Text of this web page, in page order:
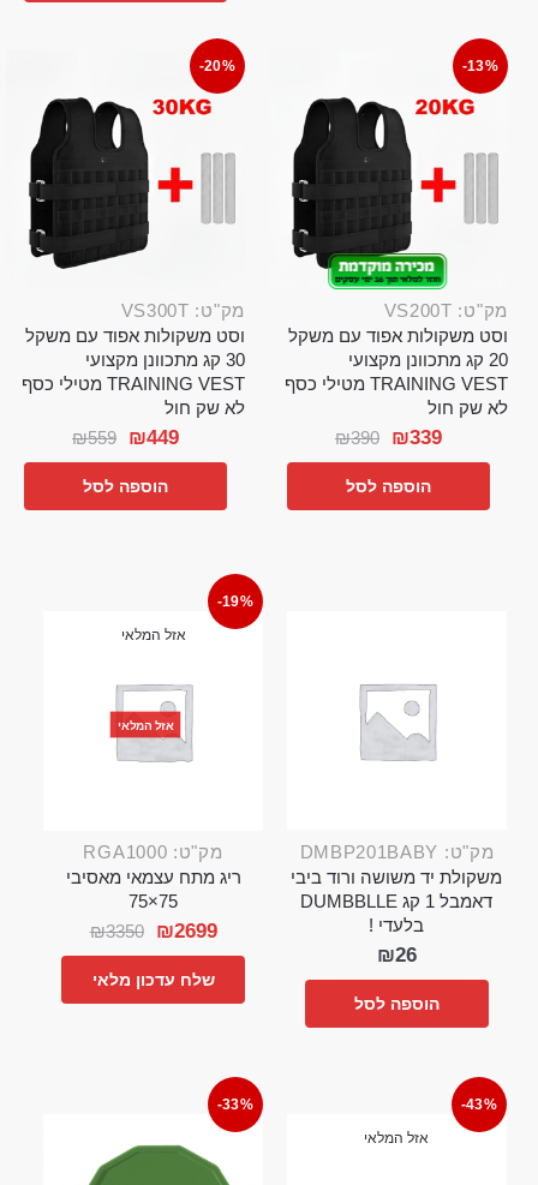
-13%
מק"ט: VS200T
וסט משקולות אפוד עם משקל
20 קג מתכוונן מקצועי
TRAINING VEST מטילי כסף
לא שק חול
₪390 ₪339
הוספה לסל
-20%
מק"ט: VS300T
וסט משקולות אפוד עם משקל
30 קג מתכוונן מקצועי
TRAINING VEST מטילי כסף
לא שק חול
₪559 ₪449
הוספה לסל
מק"ט: DMBP201BABY
משקולת יד משושה ורוד ביבי
דאמבל 1 קג DUMBBLLE
בלעדי !
₪26
הוספה לסל
-19%
אזל המלאי
אזל המלאי
מק"ט: RGA1000
ריג מתח עצמאי מאסיבי
75×75
₪3350 ₪2699
שלח עדכון מלאי
-43%
אזל המלאי
-33%